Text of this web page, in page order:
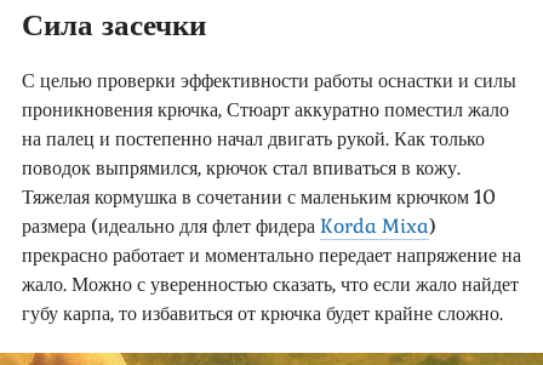
Сила засечки
С целью проверки эффективности работы оснастки и силы
проникновения крючка, Стюарт аккуратно поместил жало
на палец и постепенно начал двигать рукой. Как только
поводок выпрямился, крючок стал впиваться в кожу.
Тяжелая кормушка в сочетании с маленьким крючком 10
размера (идеально для флет фидераKorda Mixa)
прекрасно работает и моментально передает напряжение на
жало. Можно с уверенностью сказать, что если жало найдет
губу карпа, то избавиться от крючка будет крайне сложно.